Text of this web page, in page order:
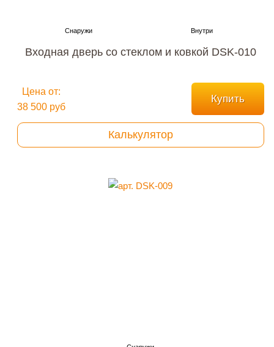
Входная дверь со стеклом и ковкой DSK-010
Цена от:
38 500 руб
Купить
Калькулятор